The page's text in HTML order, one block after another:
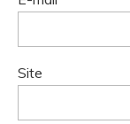
Site